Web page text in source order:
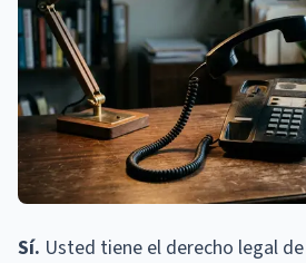
Sí. Usted tiene el derecho legal